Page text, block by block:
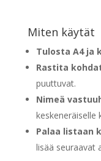
Miten käytät
Tulosta A4 ja
Rastita
puuttuvat.
Nimeä
keskeneräiselle
Palaa listaan
lisää seuraavat